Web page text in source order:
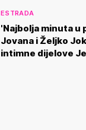
ESTRADA
'Najbolja minuta
Jovana i Željko
intimne dijelove